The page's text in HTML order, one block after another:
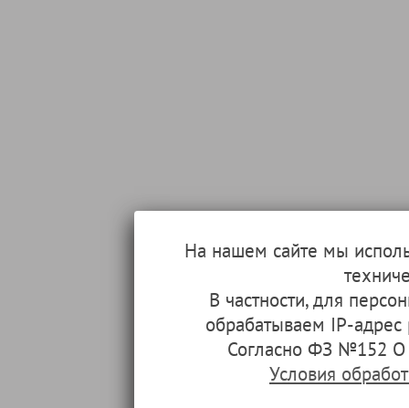
На нашем сайте мы
В частности, для
обрабатываем IP-
Согласно ФЗ №152 О
Условия